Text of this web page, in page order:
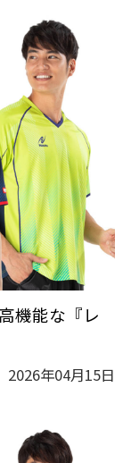
機能な『レ
2026年04月15日